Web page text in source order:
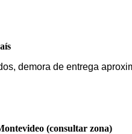
demora de entrega
(consultar zona)